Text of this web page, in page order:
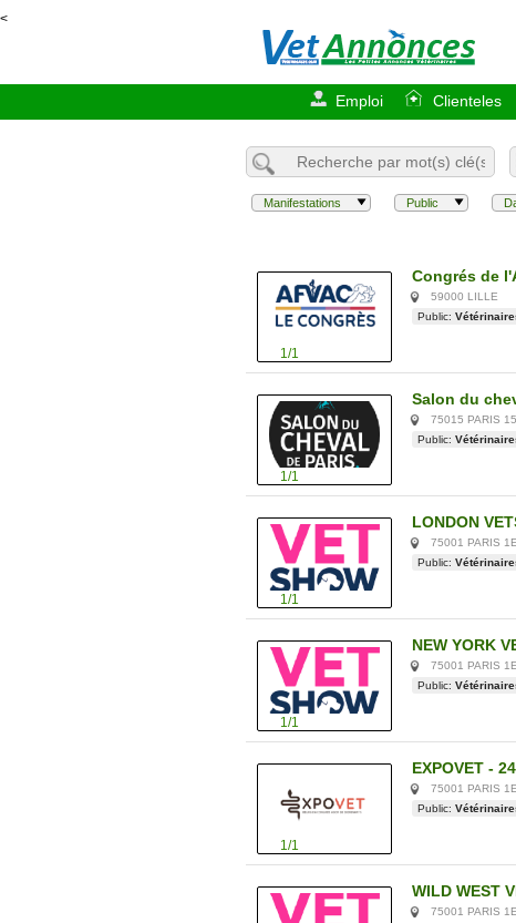
<
Emploi Clienteles
Manifestations Public
1/1
Congrés de
59000 LILLE
Public:
1/1
Salon du
75015 PARIS
Public:
1/1
LONDON
75001 PARIS
Public:
1/1
NEW YORK
75001 PARIS
Public:
1/1
EXPOVET -
75001 PARIS
Public:
WILD WEST
75001 PARIS